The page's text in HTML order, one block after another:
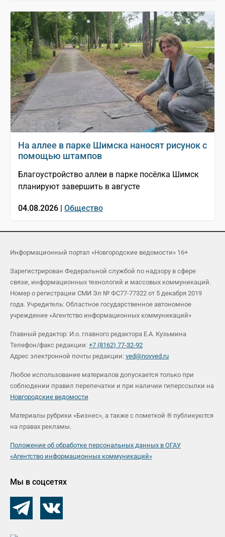
На аллее в парке Шимска наносят рисунок с
помощью штампов
Благоустройство аллеи в парке посёлка Шимск
планируют завершить в августе
04.08.2026 | Общество
Информационный портал «Новгородские ведомости» 16+
Зарегистрирован Федеральной службой по надзору в сфере
связи, информационных технологий и массовых коммуникаций.
Номер о регистрации СМИ Эл № ФС77-77322 от 5 декабря 2019
года. Учредитель: Областное государственное автономное
учреждение «Агентство информационных коммуникаций»
Главный редактор: И.о. главного редактора Е.А. Кузьмина
Телефон/факс редакции: +7 (8162) 77-32-92
Адрес электронной почты редакции: ved@novved.ru
Любое использование материалов допускается только при
соблюдении правил перепечатки и при наличии гиперссылки на
Новгородские ведомости
Материалы рубрики «Бизнес», а также с пометкой ® публикуются
на правах рекламы.
Положение об обработке персональных данных в ОГАУ
«Агентство информационных коммуникаций»
Мы в соцсетях